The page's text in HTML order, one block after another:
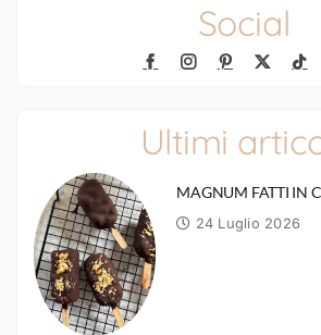
Social
Ultimi
MAGNUM FATTI IN
24 Luglio 2026